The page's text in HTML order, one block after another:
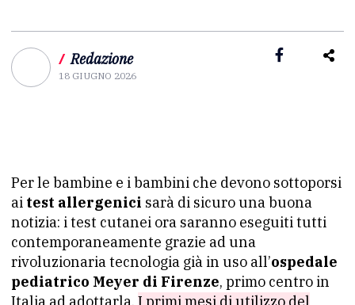
/ Redazione
18 GIUGNO 2026
Per le bambine e i bambini che devono sottoporsi
ai test allergenici sarà di sicuro una buona
notizia: i test cutanei ora saranno eseguiti tutti
contemporaneamente grazie ad una
rivoluzionaria tecnologia già in uso all’ospedale
pediatrico Meyer di Firenze, primo centro in